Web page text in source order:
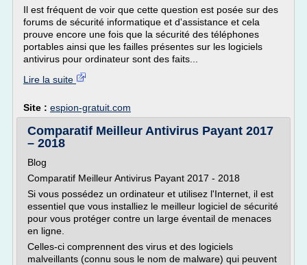
Il est fréquent de voir que cette question est posée sur des
forums de sécurité informatique et d'assistance et cela
prouve encore une fois que la sécurité des téléphones
portables ainsi que les failles présentes sur les logiciels
antivirus pour ordinateur sont des faits...
Lire la suite
Site : espion-gratuit.com
Comparatif Meilleur Antivirus Payant 2017
– 2018
Blog
Comparatif Meilleur Antivirus Payant 2017 - 2018
Si vous possédez un ordinateur et utilisez l'Internet, il est
essentiel que vous installiez le meilleur logiciel de sécurité
pour vous protéger contre un large éventail de menaces
en ligne.
Celles-ci comprennent des virus et des logiciels
malveillants (connu sous le nom de malware) qui peuvent